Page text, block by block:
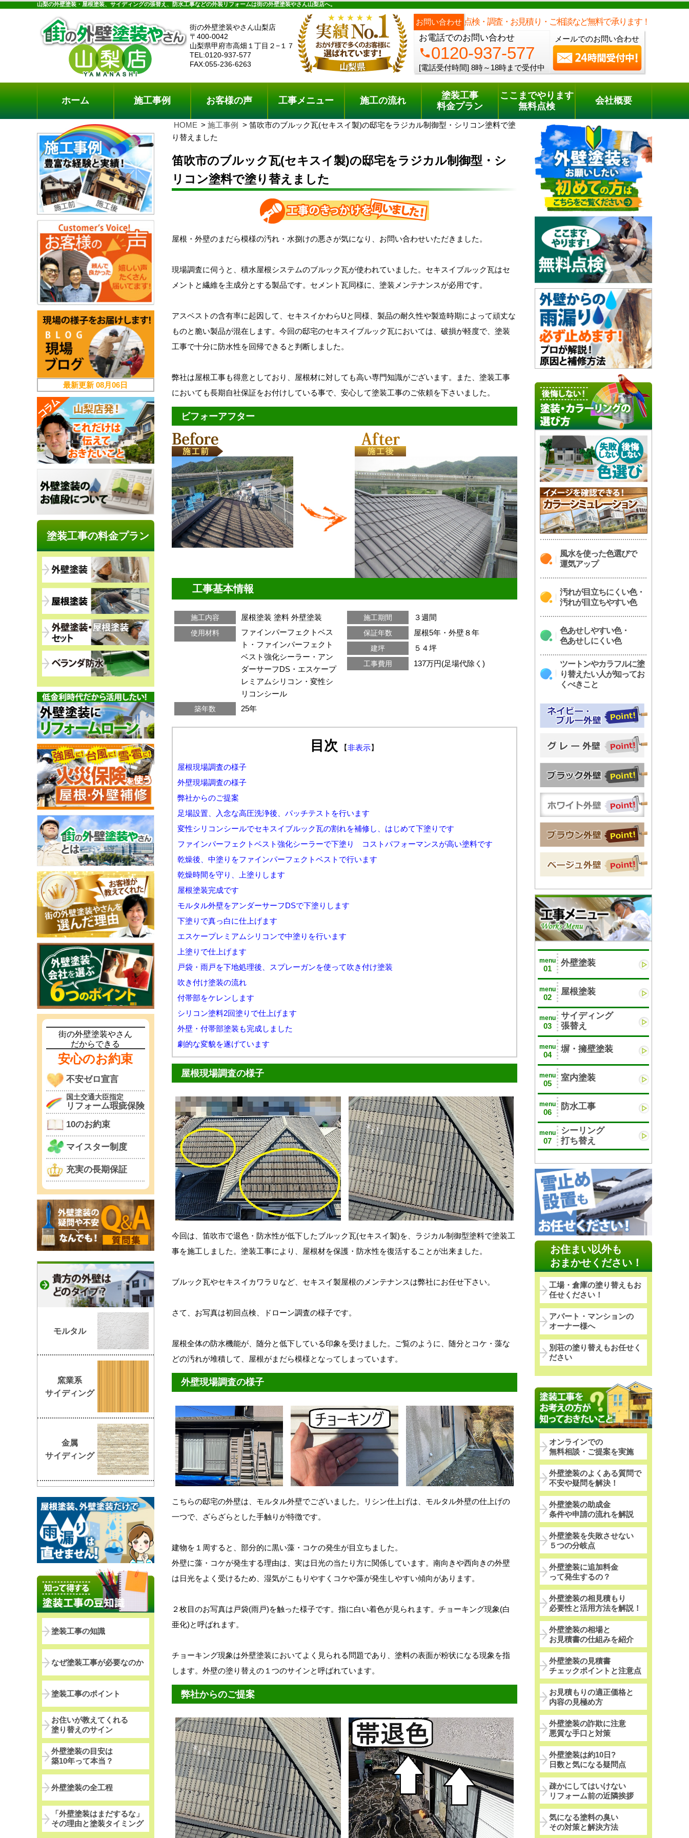
山梨の外壁塗装・屋根塗装、サイディングの張替え、防水工事などの外装リフォームは街の外壁塗装やさん山梨店へ。
街の外壁塗装やさん山梨店
〒400-0042
山梨県甲府市高畑１丁目２−１７
TEL:0120-937-577
FAX:055-236-6263
お問い合わせ 点検・調査・お見積り・ご相談など無料で承ります！
お電話でのお問い合わせ
phone0120-937-577
[電話受付時間] 8時～18時まで受付中
メールでのお問い合わせ
料金プラン 無料点検
電話でのご相談 [8時～18時まで受付中]
phone0120-937-577
ホーム 施工事例 お客様の声 工事メニュー 施工の流れ
塗装工事
料金プラン
ここまでやります
無料点検
会社概要
HOME 施工事例
笛吹市のブルック瓦(セキスイ製)の邸宅をラジカル制御型・シリコン塗料で塗
り替えました
笛吹市のブルック瓦(セキスイ製)の邸宅をラジカル制御型・シ
リコン塗料で塗り替えました
屋根・外壁のまだら模様の汚れ・水捌けの悪さが気になり、お問い合わせいただきました。
現場調査に伺うと、積水屋根システムのブルック瓦が使われていました。セキスイブルック瓦はセ
メントと繊維を主成分とする製品です。セメント瓦同様に、塗装メンテナンスが必用です。
アスベストの含有率に起因して、セキスイかわらUと同様、製品の耐久性や製造時期によって頑丈な
ものと脆い製品が混在します。今回の邸宅のセキスイブルック瓦においては、破損が軽度で、塗装
工事で十分に防水性を回帰できると判断しました。
弊社は屋根工事も得意としており、屋根材に対しても高い専門知識がございます。また、塗装工事
においても長期自社保証をお付けしている事で、安心して塗装工事のご依頼を下さいました。
ビフォーアフター
工事基本情報
施工内容 屋根塗装 塗料 外壁塗装
使用材料
ファインパーフェクトベス
ト・ファインパーフェクト
ベスト強化シーラー・アン
ダーサーフDS・エスケープ
レミアムシリコン・変性シ
リコンシール
築年数 25年
施工期間 ３週間
保証年数 屋根5年・外壁８年
建坪 ５４坪
工事費用 137万円(足場代除く)
目次 【非表示】
屋根現場調査の様子
外壁現場調査の様子
弊社からのご提案
足場設置、入念な高圧洗浄後、パッチテストを行います
変性シリコンシールでセキスイブルック瓦の割れを補修し、はじめて下塗りです
ファインパーフェクトベスト強化シーラーで下塗り コストパフォーマンスが高い塗料です
乾燥後、中塗りをファインパーフェクトベストで行います
乾燥時間を守り、上塗りします
屋根塗装完成です
モルタル外壁をアンダーサーフDSで下塗りします
下塗りで真っ白に仕上げます
エスケープレミアムシリコンで中塗りを行います
上塗りで仕上げます
戸袋・雨戸を下地処理後、スプレーガンを使って吹き付け塗装
吹き付け塗装の流れ
付帯部をケレンします
シリコン塗料2回塗りで仕上げます
外壁・付帯部塗装も完成しました
劇的な変貌を遂げています
屋根現場調査の様子
今回は、笛吹市で退色・防水性が低下したブルック瓦(セキスイ製)を、ラジカル制御型塗料で塗装工
事を施工しました。塗装工事により、屋根材を保護・防水性を復活することが出来ました。
ブルック瓦やセキスイカワラＵなど、セキスイ製屋根のメンテナンスは弊社にお任せ下さい。
さて、お写真は初回点検、ドローン調査の様子です。
屋根全体の防水機能が、随分と低下している印象を受けました。ご覧のように、随分とコケ・藻な
どの汚れが堆積して、屋根がまだら模様となってしまっています。
外壁現場調査の様子
こちらの邸宅の外壁は、モルタル外壁でございました。リシン仕上げは、モルタル外壁の仕上げの
一つで、ざらざらとした手触りが特徴です。
建物を１周すると、部分的に黒い藻・コケの発生が目立ちました。
外壁に藻・コケが発生する理由は、実は日光の当たり方に関係しています。南向きや西向きの外壁
は日光をよく受けるため、湿気がこもりやすくコケや藻が発生しやすい傾向があります。
２枚目のお写真は戸袋(雨戸)を触った様子です。指に白い着色が見られます。チョーキング現象(白
亜化)と呼ばれます。
チョーキング現象は外壁塗装においてよく見られる問題であり、塗料の表面が粉状になる現象を指
します。外壁の塗り替えの１つのサインと呼ばれています。
弊社からのご提案
風水を使った色選びで
運気アップ
汚れが目立ちにくい色・
汚れが目立ちやすい色
色あせしやすい色・
色あせしにくい色
ツートンやカラフルに塗
り替えたい人が知ってお
くべきこと
menu
01
外壁塗装
menu
02
屋根塗装
menu
03
サイディング
張替え
menu
04
塀・擁壁塗装
menu
05
室内塗装
menu
06
防水工事
menu
07
シーリング
打ち替え
お住まい以外も
おまかせください！
工場・倉庫の塗り替えもお
任せください！
アパート・マンションの
オーナー様へ
別荘の塗り替えもお任せく
ださい
オンラインでの
無料相談・ご提案を実施
外壁塗装のよくある質問で
不安や疑問を解決！
外壁塗装の助成金
条件や申請の流れを解説
外壁塗装を失敗させない
５つの分岐点
外壁塗装に追加料金
って発生するの？
外壁塗装の相見積もり
必要性と活用方法を解説！
外壁塗装の相場と
お見積書の仕組みを紹介
外壁塗装の見積書
チェックポイントと注意点
お見積もりの適正価格と
内容の見極め方
外壁塗装の詐欺に注意
悪質な手口と対策
外壁塗装は約10日?
日数と気になる疑問点
疎かにしてはいけない
リフォーム前の近隣挨拶
気になる塗料の臭い
その対策と解決方法
最新更新08月06日
塗装工事の料金プラン
街の外壁塗装やさん
だからできる
安心のお約束
不安ゼロ宣言
国土交通大臣指定
リフォーム瑕疵保険
10のお約束
マイスター制度
充実の長期保証
モルタル
窯業系
サイディング
金属
サイディング
塗装工事の知識
なぜ塗装工事が必要なのか
塗装工事のポイント
お住いが教えてくれる
塗り替えのサイン
外壁塗装の目安は
築10年って本当？
外壁塗装の全工程
「外壁塗装はまだするな」
その理由と塗装タイミング